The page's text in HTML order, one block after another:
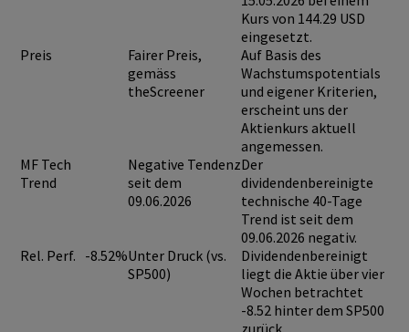
Kurs von 144.29 USD
eingesetzt.
Preis
Fairer Preis,
gemäss
theScreener
Auf Basis des
Wachstumspotentials
und eigener Kriterien,
erscheint uns der
Aktienkurs aktuell
angemessen.
MF Tech
Trend
Negative Tendenz
seit dem
09.06.2026
Der
dividendenbereinigte
technische 40-Tage
Trend ist seit dem
09.06.2026 negativ.
Rel. Perf. -8.52%Unter Druck (vs.
SP500)
Dividendenbereinigt
liegt die Aktie über vier
Wochen betrachtet
-8.52 hinter dem SP500
zurück.